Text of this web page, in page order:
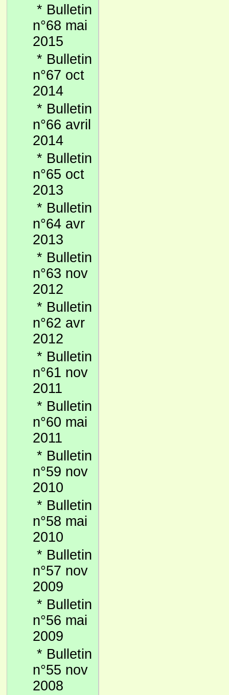
* Bulletin
n°68 mai
2015
* Bulletin
n°67 oct
2014
* Bulletin
n°66 avril
2014
* Bulletin
n°65 oct
2013
* Bulletin
n°64 avr
2013
* Bulletin
n°63 nov
2012
* Bulletin
n°62 avr
2012
* Bulletin
n°61 nov
2011
* Bulletin
n°60 mai
2011
* Bulletin
n°59 nov
2010
* Bulletin
n°58 mai
2010
* Bulletin
n°57 nov
2009
* Bulletin
n°56 mai
2009
* Bulletin
n°55 nov
2008